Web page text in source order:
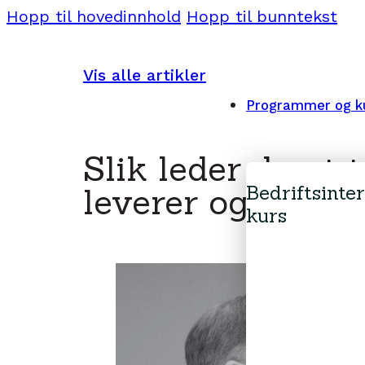
Hopp til hovedinnhold Hopp til bunntekst
Programmer og
kurs
Vis alle artikler
Slik leder du et
leverer og trives